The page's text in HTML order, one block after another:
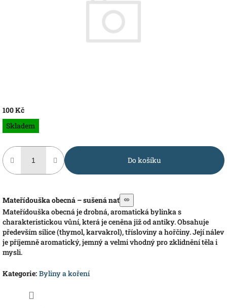
100 Kč
Měrná
cena:
Skladem
Do košíku
Mateřídouška obecná – sušená nať
Mateřídouška obecná je drobná, aromatická bylinka s
charakteristickou vůní, která je ceněna již od antiky. Obsahuje
především silice (thymol, karvakrol), třísloviny a hořčiny. Její nálev
je příjemně aromatický, jemný a velmi vhodný pro zklidnění těla i
mysli.
Kategorie: Byliny a koření